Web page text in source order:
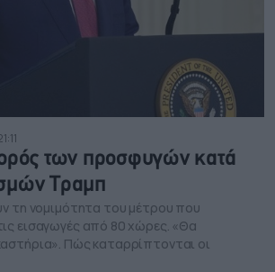
των προσφυγών κατά
Τραμπ
τη νομιμότητα του μέτρου που
εισαγωγές από 80 χώρες. «Θα
Πώς καταρρίπτονται οι